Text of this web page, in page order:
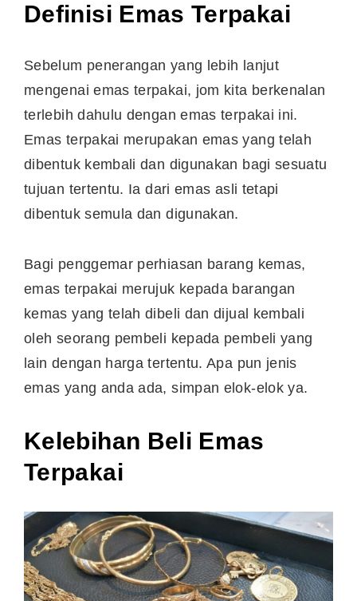
Definisi Emas Terpakai
Sebelum penerangan yang lebih lanjut
mengenai emas terpakai, jom kita berkenalan
terlebih dahulu dengan emas terpakai ini.
Emas terpakai merupakan emas yang telah
dibentuk kembali dan digunakan bagi sesuatu
tujuan tertentu. Ia dari emas asli tetapi
dibentuk semula dan digunakan.
Bagi penggemar perhiasan barang kemas,
emas terpakai merujuk kepada barangan
kemas yang telah dibeli dan dijual kembali
oleh seorang pembeli kepada pembeli yang
lain dengan harga tertentu. Apa pun jenis
emas yang anda ada, simpan elok-elok ya.
Kelebihan Beli Emas
Terpakai